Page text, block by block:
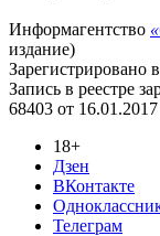
Информагентство
издание)
Зарегистрировано
Запись в реестре
68403 от 16.01.2017
18+
Дзен
ВКонтакте
Телеграм